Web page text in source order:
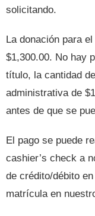
solicitando.
La donación para
$1,300.00. No hay
título, la cantidad
administrativa de
antes de que se
El pago se puede
cashier’s check a
de crédito/débito
matrícula en